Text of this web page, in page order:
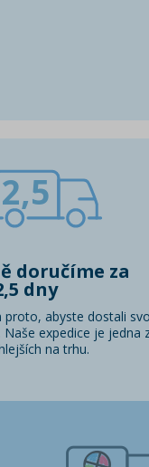
2,5
doručíme za
dny
proto, abyste dostali
Naše expedice je jedna
na trhu.